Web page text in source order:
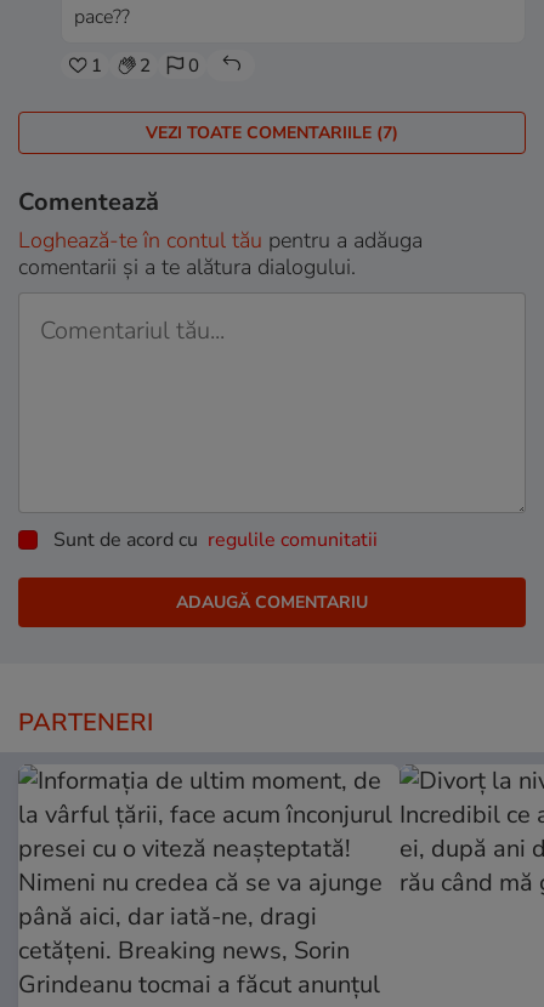
pace??
1 2 0
VEZI TOATE COMENTARIILE (7)
Comentează
Loghează-te în contul tău pentru a adăuga
comentarii și a te alătura dialogului.
Sunt de acord cu regulile comunitatii
PARTENERI